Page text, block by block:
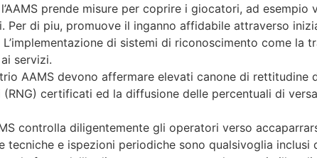
prende misure per coprire i giocatori, ad
di piu, promuove il inganno affidabile attraverso
di sistemi di riconoscimento come la
servizi.
AAMS devono affermare elevati canone di
certificati ed la diffusione delle percentuali di
controlla diligentemente gli operatori verso
e ispezioni periodiche sono qualsivoglia inclusi